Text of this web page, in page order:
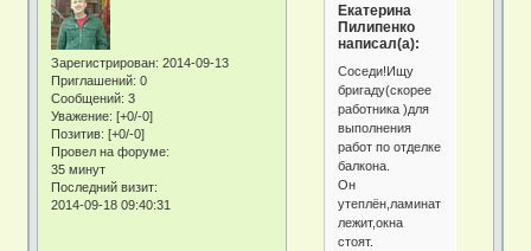
Зарегистрирован: 2014-09-13
Приглашений: 0
Сообщений: 3
Уважение: [+0/-0]
Позитив: [+0/-0]
Провел на форуме:
35 минут
Последний визит:
2014-09-18 09:40:31
Екатерина
Пилипенко
написал(а):
Соседи!Ищу
бригаду(скорее
работника )для
выполнения
работ по отделке
балкона.
Он
утеплён,ламинат
лежит,окна
стоят.